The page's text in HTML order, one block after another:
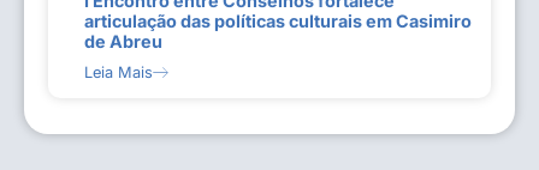
articulação das políticas culturais em Casimiro
de Abreu
Leia Mais